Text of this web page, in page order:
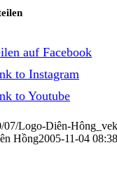
auf Facebook
to Instagram
to Youtube
Logo-Diên-
Hồng2005-11-04